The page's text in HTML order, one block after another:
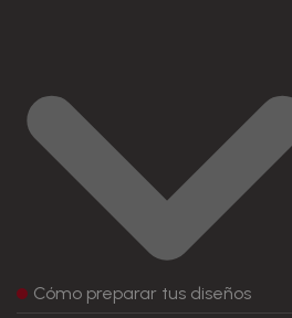
Cómo preparar tus diseños